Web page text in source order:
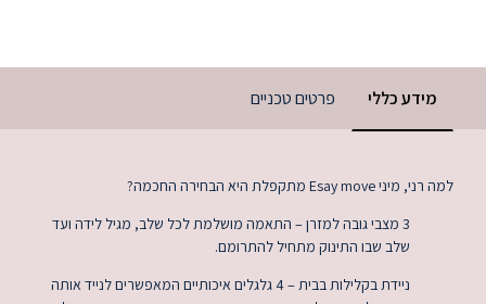
טכניים
היא הבחירה החכמה?
– התאמה מושלמת לכל שלב, מגיל לידה ועד
מתחיל להתרומם.
גלגלים איכותיים המאפשרים לנייד אותה